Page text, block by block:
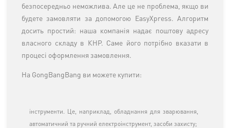
безпосередньо неможлива. Але це не проблема, якщо ви
будете замовляти за допомогою EasyXpress. Алгоритм
досить простий: наша компанія надає поштову адресу
власного складу в КНР. Саме його потрібно вказати в
процесі оформлення замовлення.
На GongBangBang ви можете купити:
інструменти. Це, наприклад, обладнання для зварювання,
автоматичний та ручний електроінструмент, засоби захисту;